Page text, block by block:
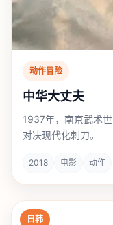
动作冒险
中华大丈夫
1937年，南京武术
对决现代化刺刀。
2018 电影 动作
日韩